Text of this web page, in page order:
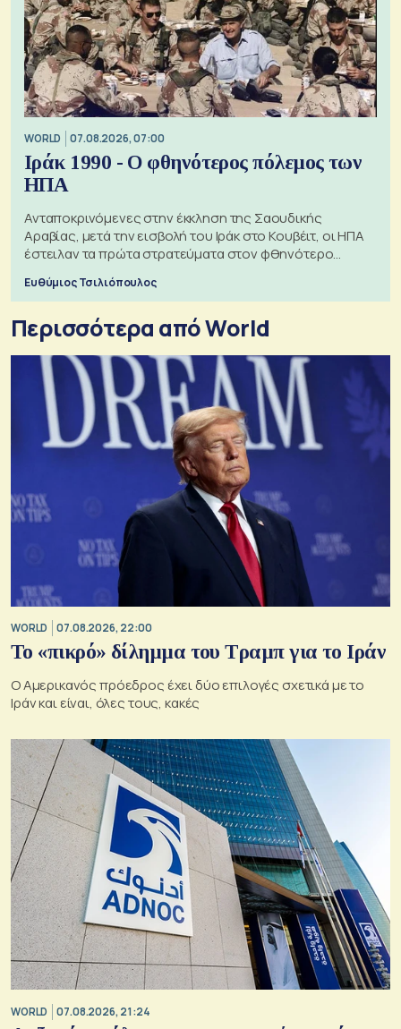
WORLD 07.08.2026, 07:00
Ιράκ 1990 - Ο φθηνότερος πόλεμος των
ΗΠΑ
Ανταποκρινόμενες στην έκκληση της Σαουδικής
Αραβίας, μετά την εισβολή του Ιράκ στο Κουβέιτ, οι ΗΠΑ
έστειλαν τα πρώτα στρατεύματα στον φθηνότερο
Ευθύμιος Τσιλιόπουλος
Περισσότερα από World
WORLD 07.08.2026, 22:00
Το «πικρό» δίλημμα του Τραμπ για το Ιράν
Ο Αμερικανός πρόεδρος έχει δύο επιλογές σχετικά με το
Ιράν και είναι, όλες τους, κακές
WORLD 07.08.2026, 21:24